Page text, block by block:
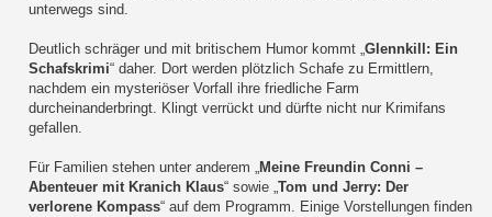
unterwegs sind.
Deutlich schräger und mit britischem Humor kommt „Glennkill: Ein
Schafskrimi“ daher. Dort werden plötzlich Schafe zu Ermittlern,
nachdem ein mysteriöser Vorfall ihre friedliche Farm
durcheinanderbringt. Klingt verrückt und dürfte nicht nur Krimifans
gefallen.
Für Familien stehen unter anderem „Meine Freundin Conni –
Abenteuer mit Kranich Klaus“ sowie „Tom und Jerry: Der
verlorene Kompass“ auf dem Programm. Einige Vorstellungen finden